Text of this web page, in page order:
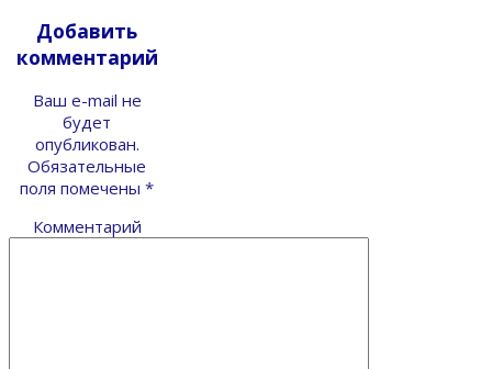
Добавить
комментарий
Ваш e-mail не
будет
опубликован.
Обязательные
поля помечены *
Комментарий